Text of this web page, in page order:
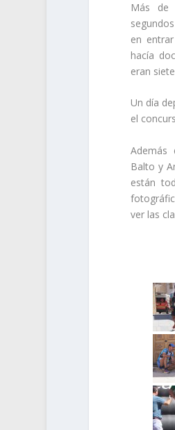
Más de
en
hacía
eran
Un día
el
Además
Balto y
están
ver las